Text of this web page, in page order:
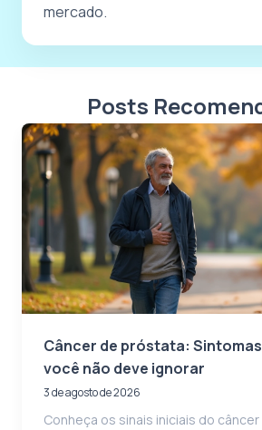
mercado.
Posts
Câncer de próstata:
você não deve ignorar
3 de agosto de 2026
Conheça os sinais iniciais do